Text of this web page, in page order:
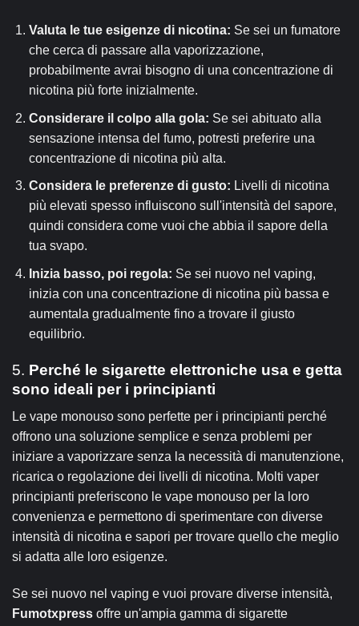
Valuta le tue esigenze di nicotina: Se sei un fumatore
che cerca di passare alla vaporizzazione,
probabilmente avrai bisogno di una concentrazione di
nicotina più forte inizialmente.
Considerare il colpo alla gola: Se sei abituato alla
sensazione intensa del fumo, potresti preferire una
concentrazione di nicotina più alta.
Considera le preferenze di gusto: Livelli di nicotina
più elevati spesso influiscono sull'intensità del sapore,
quindi considera come vuoi che abbia il sapore della
tua svapo.
Inizia basso, poi regola: Se sei nuovo nel vaping,
inizia con una concentrazione di nicotina più bassa e
aumentala gradualmente fino a trovare il giusto
equilibrio.
5. Perché le sigarette elettroniche usa e getta
sono ideali per i principianti
Le vape monouso sono perfette per i principianti perché
offrono una soluzione semplice e senza problemi per
iniziare a vaporizzare senza la necessità di manutenzione,
ricarica o regolazione dei livelli di nicotina. Molti vaper
principianti preferiscono le vape monouso per la loro
convenienza e permettono di sperimentare con diverse
intensità di nicotina e sapori per trovare quello che meglio
si adatta alle loro esigenze.
Se sei nuovo nel vaping e vuoi provare diverse intensità,
Fumotxpress offre un'ampia gamma di sigarette